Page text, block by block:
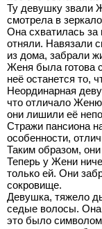
Ту девушку звали
смотрела в
Она схватилась за
отняли. Навязали
из дома, забрали
Женя была готова
неё останется то,
Неординарная
что отличало
они лишили её
Стражи пансиона
особенности,
Таким образом,
Теперь у Жени
только ей. Они
сокровище.
Девушка, тяжело
седые волосы. Она
это было